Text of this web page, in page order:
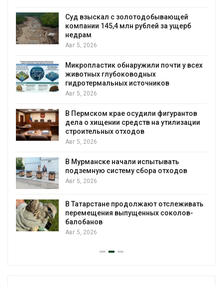
всех
Спасённые от исчезновения
всё чаще нападают на жителей
Малайзии
В России изменили правила защиты от
паводков, лесоустройства,
и регистрации пестицидов
От спасения рек до цифровых экотроп:
определены финалисты Детского
экологического форума
Обратный разворот: Shell продаёт
европейские ВИЭ-активы и усиливает
Ливни и наводнения на юге Индии
привели к гибели 14 человек